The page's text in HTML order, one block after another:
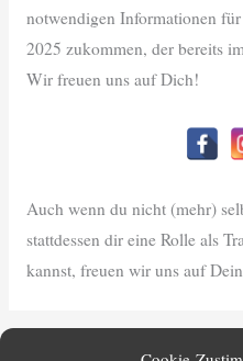
notwendigen Informationen
2025 zukommen, der bereits
Wir freuen uns auf Dich!
Auch wenn du nicht (mehr)
stattdessen dir eine Rolle als
kannst, freuen wir uns auf
Vorheriger Beitrag